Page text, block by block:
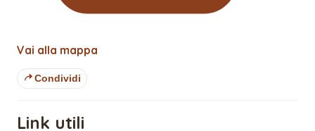
Vai alla mappa
Condividi
Link utili